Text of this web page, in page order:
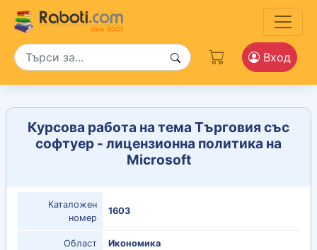
Вход
Курсова работа на тема Търговия със
софтуер - лицензионна политика на
Microsoft
Каталожен
номер
1603
Област Икономика